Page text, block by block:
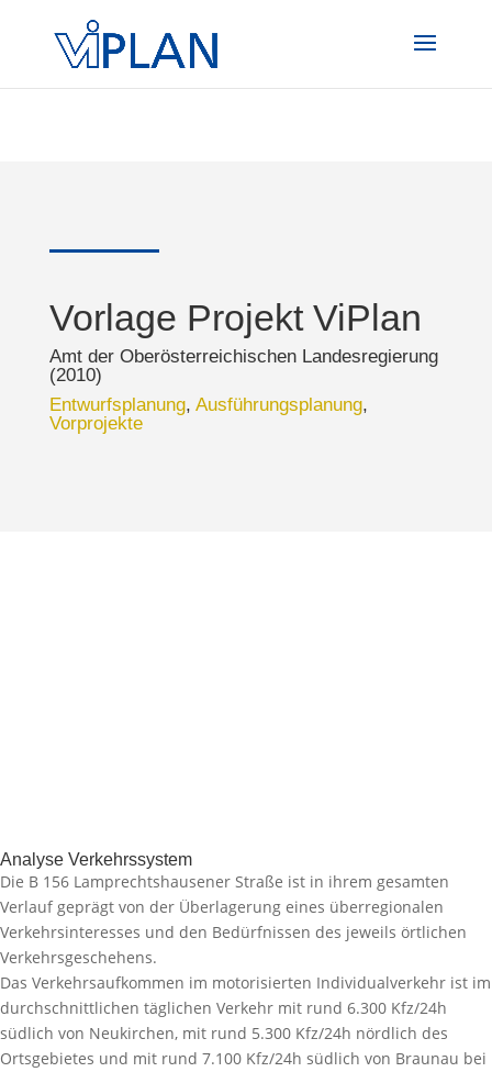
#004899 !important; -webkit-transition: all 400ms linear 0s;
transition: all 400ms linear 0s;
Vorlage Projekt ViPlan
Amt der Oberösterreichischen Landesregierung
(2010)
Entwurfsplanung, Ausführungsplanung,
Vorprojekte
Analyse Verkehrssystem
Die B 156 Lamprechtshausener Straße ist in ihrem gesamten
Verlauf geprägt von der Überlagerung eines überregionalen
Verkehrsinteresses und den Bedürfnissen des jeweils örtlichen
Verkehrsgeschehens.
Das Verkehrsaufkommen im motorisierten Individualverkehr ist im
durchschnittlichen täglichen Verkehr mit rund 6.300 Kfz/24h
südlich von Neukirchen, mit rund 5.300 Kfz/24h nördlich des
Ortsgebietes und mit rund 7.100 Kfz/24h südlich von Braunau bei